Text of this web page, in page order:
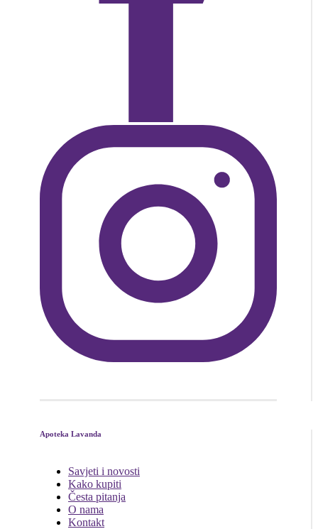
Apoteka Lavanda
Savjeti i novosti
Kako kupiti
Česta pitanja
O nama
Kontakt